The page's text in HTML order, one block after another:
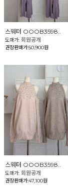
스웨터 OOOB3598..
도매가: 회원공개
권장판매가:50,900원
스웨터 OOOB3598..
도매가: 회원공개
권장판매가:47,100원